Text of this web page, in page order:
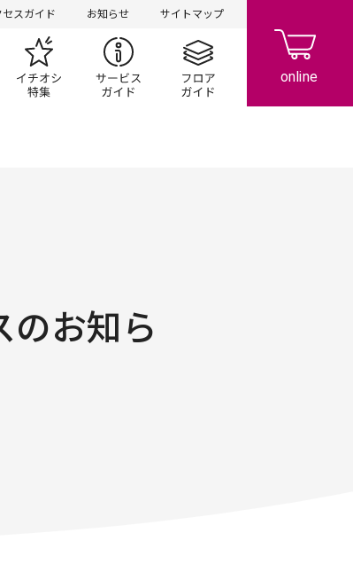
セスガイド お知らせ サイトマップ
ショップニュースイチオシ特集 サービスガイドフロアガイド
のお知ら